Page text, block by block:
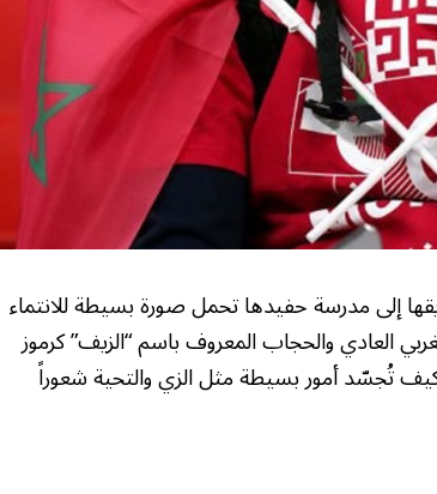
إلى مدرسة حفيدها تحمل صورة بسيطة للانتماء
العادي والحجاب المعروف باسم “الزيف” كرموز
تُجسّد أمور بسيطة مثل الزي والتحية شعوراً